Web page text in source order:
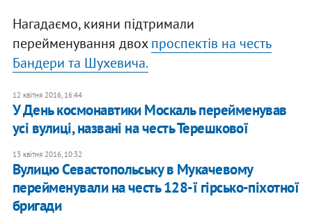
Нагадаємо, кияни підтримали
перейменування двохпроспектів на честь
Бандери та Шухевича.
12 квітня 2016, 16:44
У День космонавтики Москаль перейменував
усі вулиці, названі на честь Терешкової
13 квітня 2016, 10:32
Вулицю Севастопольську в Мукачевому
перейменували на честь 128-ї гірсько-піхотної
бригади